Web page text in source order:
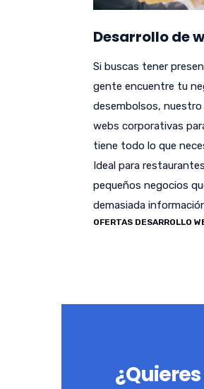
Desarrollo de
Si buscas tener
gente encuentre tu
desembolsos,
webs corporativas
tiene todo lo que
Ideal para
pequeños negocios
demasiada
OFERTAS DESARROLLO